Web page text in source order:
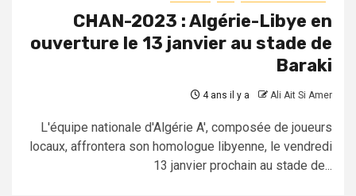
CHAN-2023 : Algérie-Libye en
ouverture le 13 janvier au stade de
Baraki
4 ans il y a Ali Ait Si Amer
L'équipe nationale d'Algérie A', composée de joueurs
locaux, affrontera son homologue libyenne, le vendredi
13 janvier prochain au stade de...